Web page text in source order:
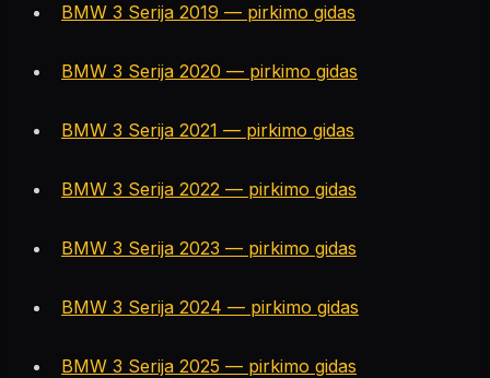
BMW 3 Serija 2019 — pirkimo gidas
BMW 3 Serija 2020 — pirkimo gidas
BMW 3 Serija 2021 — pirkimo gidas
BMW 3 Serija 2022 — pirkimo gidas
BMW 3 Serija 2023 — pirkimo gidas
BMW 3 Serija 2024 — pirkimo gidas
BMW 3 Serija 2025 — pirkimo gidas